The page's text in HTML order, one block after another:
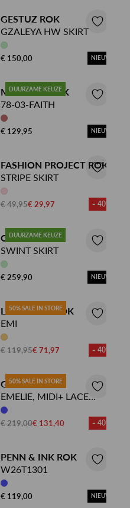
GESTUZ ROK
GZALEYA HW SKIRT
€ 150,00 NIEUW
DUURZAME KEUZE
MOSCOW ROK
78-03-FAITH
€ 129,95 NIEUW
FASHION PROJECT ROK
STRIPE SKIRT
€ 49,95€ 29,97 - 40%
DUURZAME KEUZE
OILILY ROK
SWINT SKIRT
€ 259,90 NIEUW
50% SALE IN STORE
LABEL DOT ROK
EMI
€ 119,95€ 71,97 - 40%
50% SALE IN STORE
GUSTAV ROK
EMELIE, MIDI+ LACE
SKIRT
€ 219,00€ 131,40 - 40%
PENN & INK ROK
W26T1301
€ 119,00 NIEUW